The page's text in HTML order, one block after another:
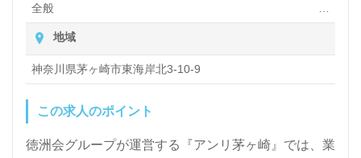
職活動をスムーズに進めるため、ぜひ専門家のサポー
トを受けてみてください。
全般
入浴や排せつ、食事などの身体的サポート、買い物や掃
除、洗濯など日常生活のサポートなど
地域
神奈川県茅ヶ崎市東海岸北3-10-9
この求人のポイント
徳洲会グループが運営する『アンリ茅ヶ崎』では、業